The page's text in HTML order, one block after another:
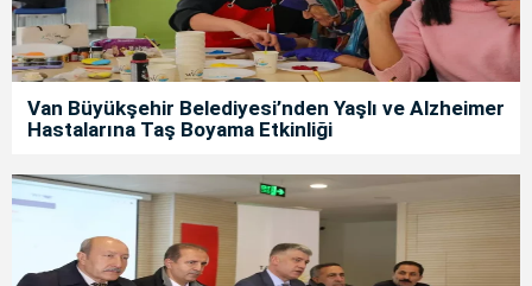
Van Büyükşehir Belediyesi’nden Yaşlı ve Alzheimer
Hastalarına Taş Boyama Etkinliği